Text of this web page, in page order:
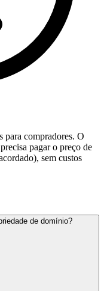
para compradores. O
pagar o preço de
sem custos
de domínio?